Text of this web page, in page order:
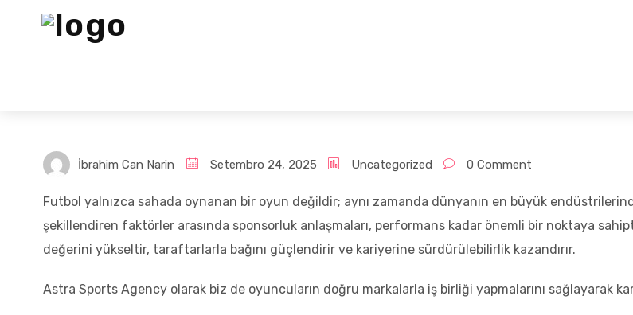
İbrahim Can Narin Setembro 24, 2025 Uncategorized 0 Comment
Futbol yalnızca sahada oynanan bir oyun değildir; aynı zamanda dünyanın en büyük
şekillendiren faktörler arasında sponsorluk anlaşmaları, performans kadar önemli bir noktaya
değerini yükseltir, taraftarlarla bağını güçlendirir ve kariyerine sürdürülebilirlik kazandırır.
Astra Sports Agency olarak biz de oyuncuların doğru markalarla iş birliği yapmalarını sağlayarak